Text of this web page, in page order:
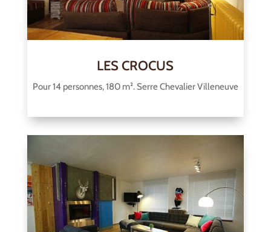
LES CROCUS
Pour 14 personnes, 180 m². Serre Chevalier Villeneuve